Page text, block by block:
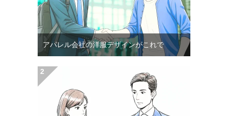
アパレル会社の洋服デザインがこれで